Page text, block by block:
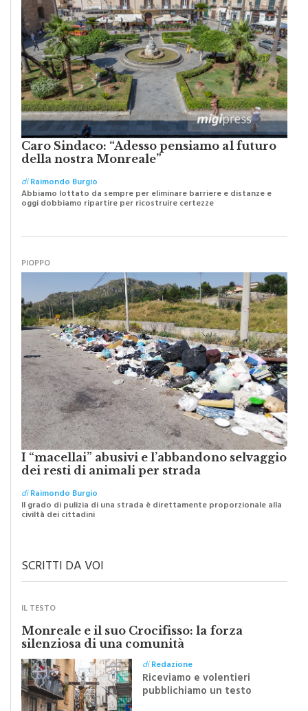
Caro Sindaco: “Adesso pensiamo al futuro
della nostra Monreale”
diRaimondo Burgio
Abbiamo lottato da sempre per eliminare barriere e distanze e
oggi dobbiamo ripartire per ricostruire certezze
I “macellai” abusivi e l’abbandono selvaggio
dei resti di animali per strada
diRaimondo Burgio
Il grado di pulizia di una strada è direttamente proporzionale alla
civiltà dei cittadini
Monreale e il suo Crocifisso: la forza
silenziosa di una comunità
diRedazione
Riceviamo e volentieri
pubblichiamo un testo
inviato dalla scrittrice
monrealese Mariella